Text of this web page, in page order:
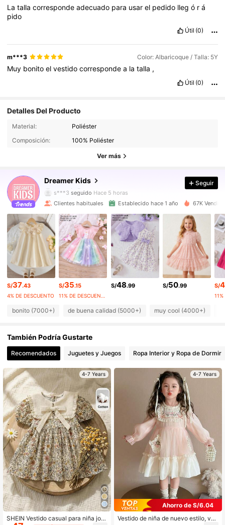
Latallacorrespondeadecuado para usarel pedido llegó rá
pido
Útil (0)
m***3 Color: Albaricoque / Talla: 5Y
Muy bonitoelvestidocorrespondea latalla ,
Útil (0)
Detalles Del Producto
Material:
Poliéster
Composición:
100% Poliéster
Ver más
Dreamer Kids
47K Seguidores
47K Seguidores
s***3 seguido Hace 5 horas
4.94
47K Seguidores
4.94 47K Seguidores
4.94 47K Seguidores
4.94 47K Seguidores
4.94 47K Seguidores
4.94 47K Seguidores
Seguir
Clientes habituales Establecido hace 1 año 67K
S/37.43
4% DE DESCUENTO
S/35.15
11% DE DESCUENTO
S/48.99 S/50.99 S/
bonito (7000+) de buena calidad (5000+) muy cool (4000+)
También Podría Gustarte
Recomendados Juguetes y Juegos Ropa Interior y Ropa de Dormir
4-7 Years
SHEIN Vestido casual para niña jov
4-7 Years
Ahorro de S/6.04
Vestido de niña de nuevo estilo, ves